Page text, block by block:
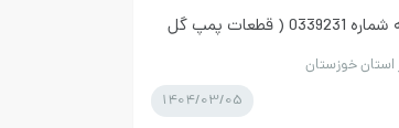
عمده اقلام ساخت داخل به شماره 0339231 ( قطعات پمپ گل
استان خوزستان
1404/03/05